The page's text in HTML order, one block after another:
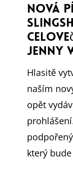
Květen
2025:
Slingshot
Girl
celovečerním
filmu
Jenny
Woo
Nová
Jenny
Hlasitě
naším
opět
který